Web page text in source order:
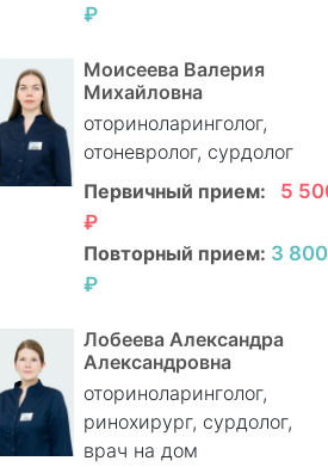
₽
Моисеева Валерия
Михайловна
оториноларинголог,
отоневролог, сурдолог
Первичный прием:
5
₽
Повторный прием: 3 800
₽
Лобеева Александра
Александровна
оториноларинголог,
ринохирург, сурдолог,
врач на дом